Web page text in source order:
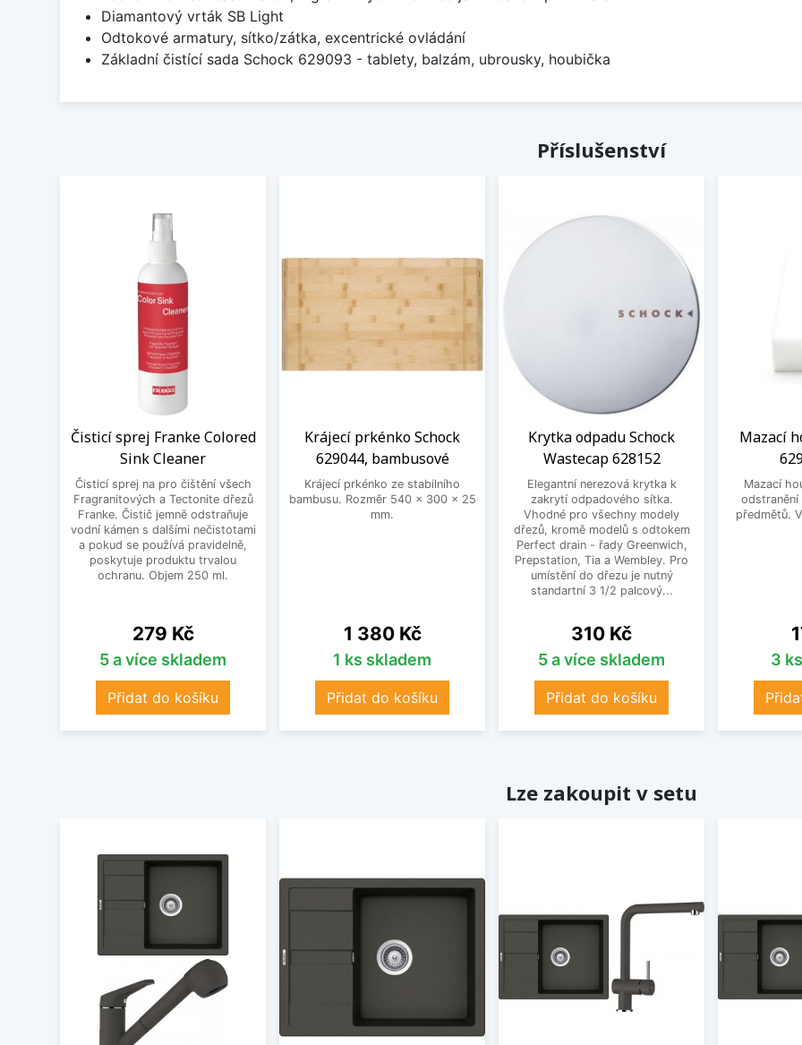
Diamantový vrták SB Light
Odtokové armatury, sítko/zátka, excentrické ovládání
Základní čistící sada Schock 629093 - tablety, balzám, ubrousky, houbička
Příslušenství
Čisticí sprej Franke Colored
Sink Cleaner
Čisticí sprej na pro čištění všech
Fragranitových a Tectonite dřezů
Franke. Čistič jemně odstraňuje
vodní kámen s dalšími nečistotami
a pokud se používá pravidelně,
poskytuje produktu trvalou
ochranu. Objem 250 ml.
Cena
279 Kč
5 a více skladem
Přidat do košíku
Krájecí prkénko Schock
629044, bambusové
Krájecí prkénko ze stabilního
bambusu. Rozměr 540 x 300 x 25
mm.
Cena
1 380 Kč
1 ks skladem
Přidat do košíku
Krytka odpadu Schock
Wastecap 628152
Elegantní nerezová krytka k
zakrytí odpadového sítka.
Vhodné pro všechny modely
dřezů, kromě modelů s odtokem
Perfect drain - řady Greenwich,
Prepstation, Tia a Wembley. Pro
umístění do dřezu je nutný
standartní 3 1/2 palcový...
Cena
310 Kč
5 a více skladem
Přidat do košíku
Mazací
Mazací
předmětů.
3
Lze zakoupit v setu